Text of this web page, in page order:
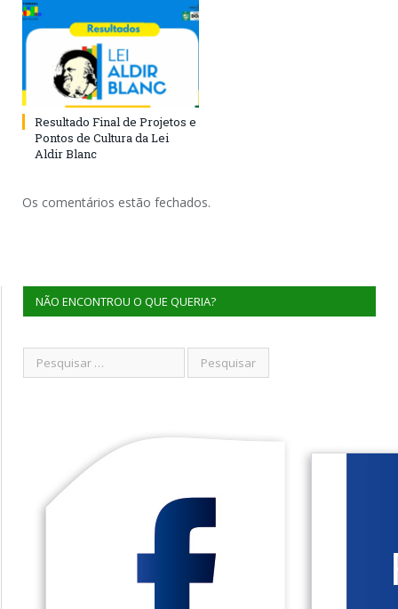
Resultado Final de Projetos e
Pontos de Cultura da Lei
Aldir Blanc
Os comentários estão fechados.
NÃO ENCONTROU O QUE QUERIA?